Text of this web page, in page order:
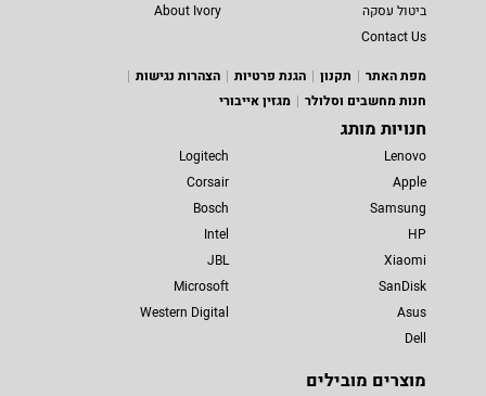
ביטול עסקה
About Ivory
Contact Us
מפת האתר
תקנון הגנת פרטיות
הצהרות נגישות
חנות מחשבים וסלולר
מגזין אייבורי
חנויות מותג
Lenovo
Apple
Samsung
HP
Xiaomi
SanDisk
Asus
Dell
Logitech
Corsair
Bosch
Intel
JBL
Microsoft
Western Digital
מוצרים מובילים